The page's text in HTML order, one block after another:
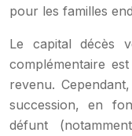
pour les familles
Le capital décès
complémentaire
revenu.
succession, en
défunt